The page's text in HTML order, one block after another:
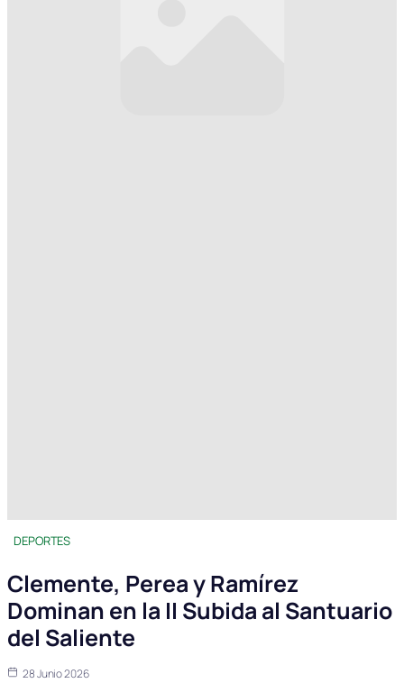
DEPORTES
Clemente, Perea y Ramírez
Dominan en la II Subida al Santuario
del Saliente
28 Junio 2026